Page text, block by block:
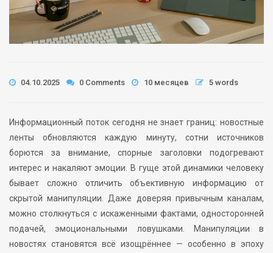
04.10.2025 0 Comments 10 месяцев 5 words
Информационный поток сегодня не знает границ: новостные
ленты обновляются каждую минуту, сотни источников
борются за внимание, спорные заголовки подогревают
интерес и накаляют эмоции. В гуще этой динамики человеку
бывает сложно отличить объективную информацию от
скрытой манипуляции. Даже доверяя привычным каналам,
можно столкнуться с искаженными фактами, односторонней
подачей, эмоциональными ловушками. Манипуляции в
новостях становятся всё изощрённее — особенно в эпоху